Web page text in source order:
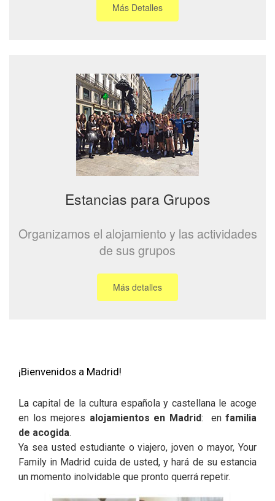
Más Detalles
Estancias para Grupos
Organizamos el alojamiento y las actividades
de sus grupos
Más detalles
¡Bienvenidos a Madrid!
La capital de la cultura española y castellana le acoge
en los mejores alojamientos en Madrid: en familia
de acogida.
Ya sea usted estudiante o viajero, joven o mayor, Your
Family in Madrid cuida de usted, y hará de su estancia
un momento inolvidable que pronto querrá repetir.